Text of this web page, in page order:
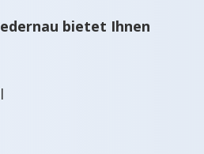
bietet Ihnen